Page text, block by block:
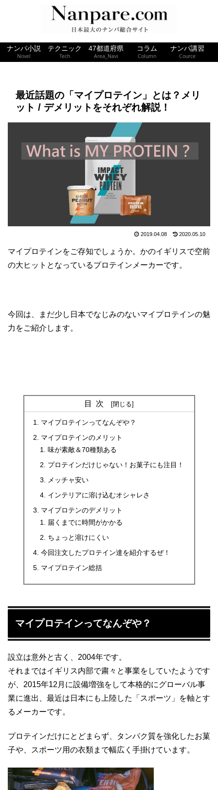
ナンパ小説
Novel
テクニック
Tech
47都道府県
Area_Navi
コラム
Column
ナンパ講習
Cource
最近話題の「マイプロテイン」とは？メリ
ット / デメリットをそれぞれ解説！
2019.04.08 2020.05.10
マイプロテインをご存知でしょうか。かのイギリスで空前
の大ヒットとなっているプロテインメーカーです。
今回は、まだ少し日本でなじみのないマイプロテインの魅
力をご紹介します。
目次
マイプロテインってなんぞや？
マイプロテインのメリット
味が素敵＆70種類ある
プロテインだけじゃない！お菓子にも注目！
メッチャ安い
インテリアに溶け込むオシャレさ
マイプロテンのデメリット
届くまでに時間がかかる
ちょっと溶けにくい
今回注文したプロテイン達を紹介するぜ！
マイプロテイン総括
マイプロテインってなんぞや？
設立は意外と古く、2004年です。
それまではイギリス内部で粛々と事業をしていたようです
が、2015年12月に設備増強をして本格的にグローバル事
業に進出、最近は日本にも上陸した「スポーツ」を軸とす
るメーカーです。
プロテインだけにとどまらず、タンパク質を強化したお菓
子や、スポーツ用の衣類まで幅広く手掛けています。